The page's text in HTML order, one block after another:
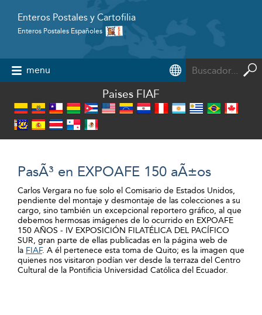
Enteros Postales y Cartofilia
Enteros Postales Españoles
menu
Paises FIAF
PasÃ³ en EXPOAFE 150 aÃ±os
Carlos Vergara no fue solo el Comisario de Estados Unidos,
pendiente del montaje y desmontaje de las colecciones a su
cargo, sino también un excepcional reportero gráfico, al que
debemos hermosas imágenes de lo ocurrido en EXPOAFE
150 AÑOS - IV EXPOSICIÓN FILATÉLICA DEL PACÍFICO
SUR, gran parte de ellas publicadas en la página web de
la FIAF. A él pertenece esta toma de Quito; es la imagen que
quienes nos visitaron podían ver desde la terraza del Centro
Cultural de la Pontificia Universidad Católica del Ecuador.